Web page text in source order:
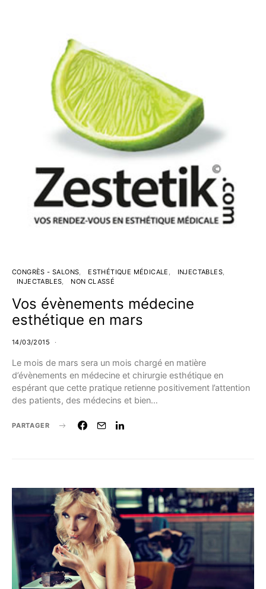
CONGRÈS - SALONS ESTHÉTIQUE MÉDICALE
INJECTABLES
INJECTABLES
NON CLASSÉ
Vos évènements médecine
esthétique en mars
14/03/2015
Le mois de mars sera un mois chargé en matière
d’évènements en médecine et chirurgie esthétique en
espérant que cette pratique retienne positivement l’attention
des patients, des médecins et bien…
PARTAGER